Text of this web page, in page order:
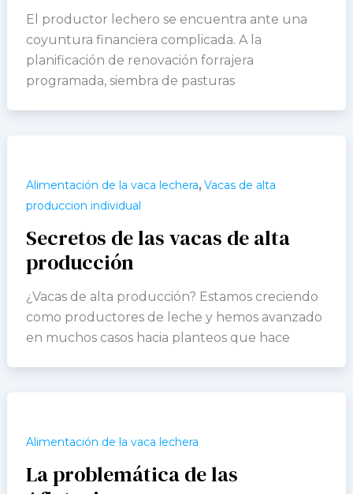
El productor lechero se encuentra ante una
coyuntura financiera complicada. A la
planificación de renovación forrajera
programada, siembra de pasturas
Alimentación de la vaca lechera, Vacas de alta
produccion individual
Secretos de las vacas de alta
producción
¿Vacas de alta producción? Estamos creciendo
como productores de leche y hemos avanzado
en muchos casos hacia planteos que hace
Alimentación de la vaca lechera
La problemática de las